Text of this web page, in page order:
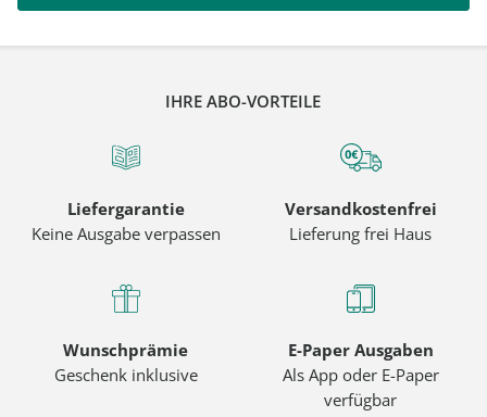
IHRE ABO-VORTEILE
Liefergarantie
Keine Ausgabe verpassen
Versandkostenfrei
Lieferung frei Haus
Wunschprämie
Geschenk inklusive
E-Paper Ausgaben
Als App oder E-Paper
verfügbar